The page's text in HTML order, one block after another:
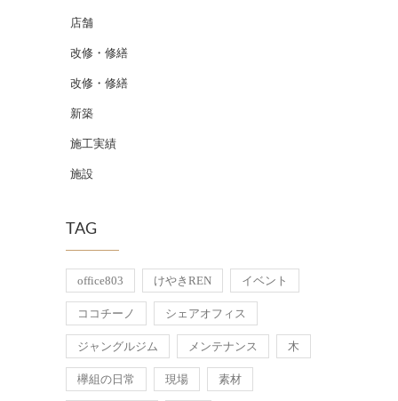
店舗
改修・修繕
改修・修繕
新築
施工実績
施設
TAG
office803 けやきREN イベント
ココチーノ シェアオフィス
ジャングルジム メンテナンス 木
欅組の日常 現場 素材